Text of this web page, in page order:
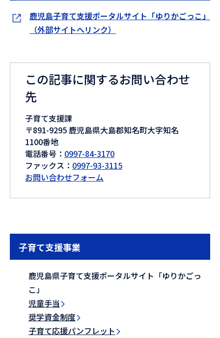
鹿児島子育て支援ポータルサイト「ゆりかごっこ」
（外部サイトへリンク）
この記事に関するお問い合わせ
先
子育て支援課
〒891-9295 鹿児島県大島郡知名町大字知名
1100番地
電話番号： 0997-84-3170
ファックス： 0997-93-3115
お問い合わせフォーム
子育て支援事業
鹿児島県子育て支援ポータルサイト「ゆりかごっ
こ」
児童手当
奨学資金制度
子育て応援パンフレット